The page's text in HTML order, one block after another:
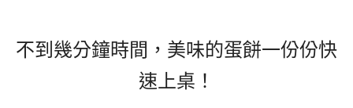
不到幾分鐘時間，美味的蛋餅一份份快
速上桌！